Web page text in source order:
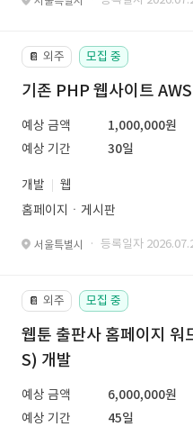
📔 외주 모집 중
기존 PHP 웹사이트
예상 금액
1,000,000원
예상 기간
30일
개발
웹
홈페이지ㆍ게시판
서울특별시 · 등록일자
📔 외주 모집 중
웹툰 출판사 홈페이지 워
S) 개발
예상 금액
6,000,000원
예상 기간
45일